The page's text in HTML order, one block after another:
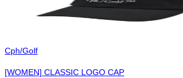
Cph/Golf
[WOMEN] CLASSIC LOGO CAP